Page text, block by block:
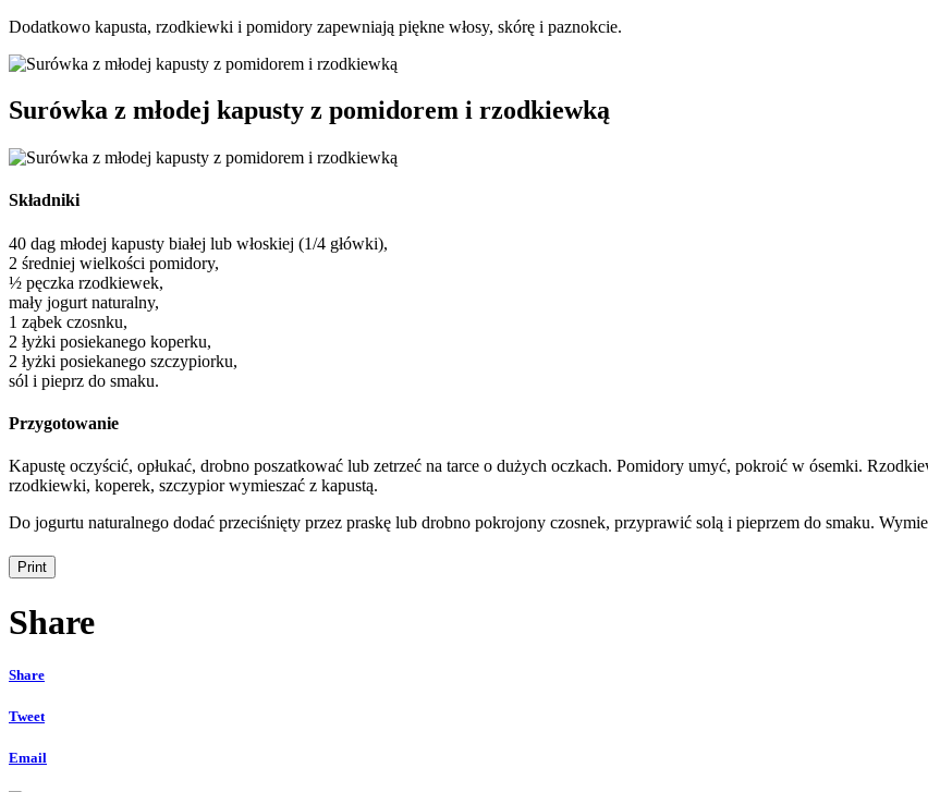
Dodatkowo kapusta, rzodkiewki i pomidory zapewniają piękne włosy, skórę i paznokcie.
Surówka z młodej kapusty z pomidorem i rzodkiewką
Składniki
40 dag młodej kapusty białej lub włoskiej (1/4 główki),
2 średniej wielkości pomidory,
½ pęczka rzodkiewek,
mały jogurt naturalny,
1 ząbek czosnku,
2 łyżki posiekanego koperku,
2 łyżki posiekanego szczypiorku,
sól i pieprz do smaku.
Przygotowanie
Kapustę oczyścić, opłukać, drobno poszatkować lub zetrzeć na tarce o dużych oczkach. Pomidory umyć, pokroić w ósemki.
rzodkiewki, koperek, szczypior wymieszać z kapustą.
Do jogurtu naturalnego dodać przeciśnięty przez praskę lub drobno pokrojony czosnek, przyprawić solą i pieprzem do smaku.
Share
Share
Tweet
Email